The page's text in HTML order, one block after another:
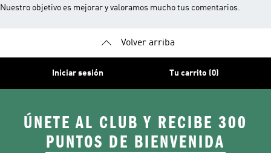
Nuestro objetivo es mejorar y valoramos mucho tus comentarios.
Volver arriba
Iniciar sesión Tu carrito (0)
ÚNETE AL CLUB Y RECIBE 300
PUNTOS DE BIENVENIDA